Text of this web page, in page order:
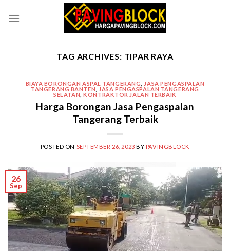
TAG ARCHIVES: TIPAR RAYA
BIAYA BORONGAN ASPAL TANGERANG
JASA PENGASPALAN
TANGERANG BANTEN
JASA PENGASPALAN TANGERANG
SELATAN ,KONTRAKTOR JALAN TERBAIK
Harga Borongan Jasa Pengaspalan
Tangerang Terbaik
POSTED ON SEPTEMBER 26, 2023 BY PAVINGBLOCK
26
Sep